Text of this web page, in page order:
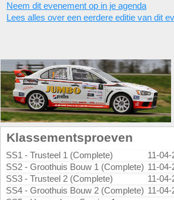
Neem dit evenement op in je agenda
Lees alles over een eerdere editie van dit
Klassementsproeven
SS1 - Trusteel 1 (Complete)
11-04-
SS2 - Groothuis Bouw 1 (Complete) 11-04-
SS3 - Trusteel 2 (Complete)
11-
SS4 - Groothuis Bouw 2 (Complete) 11-